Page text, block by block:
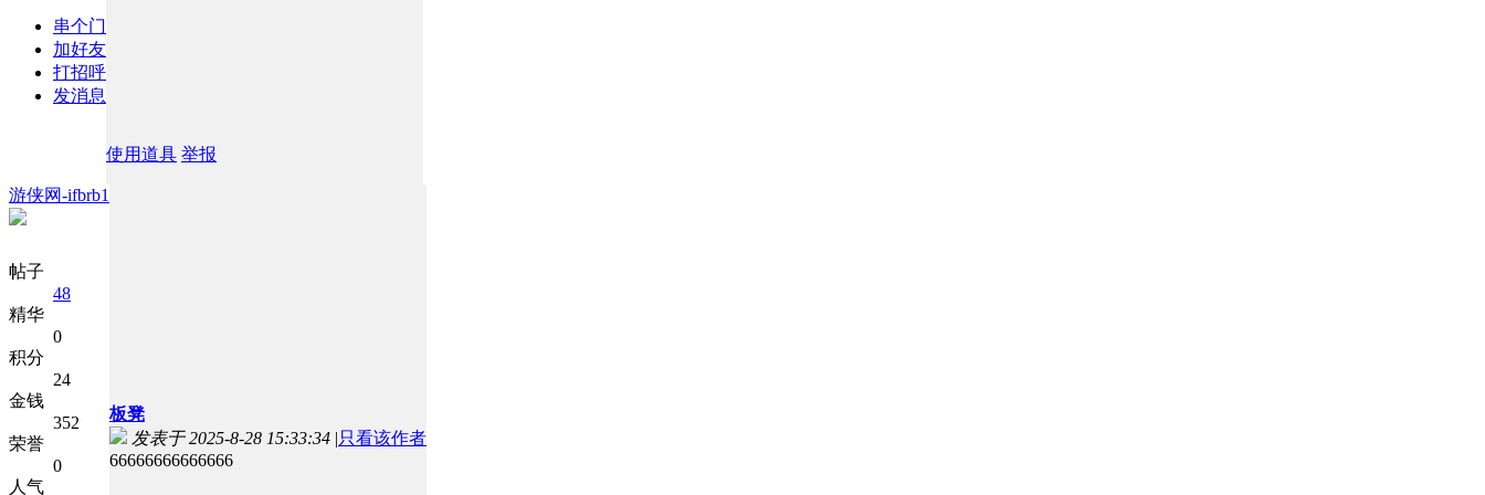
串个门
加好友
打招呼
发消息
使用道具 举报
游侠网-ifbrb1
帖子
48
精华
0
积分
24
金钱
352
荣誉
0
人气
板凳
发表于 2025-8-28 15:33:34 | 只看该作者
66666666666666